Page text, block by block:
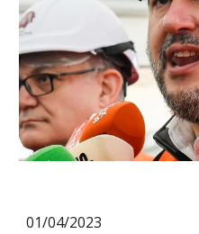
01/04/2023